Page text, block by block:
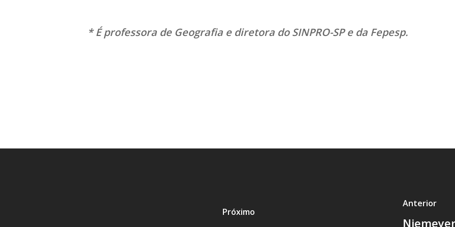
* É professora de Geografia e diretora do SINPRO-SP e da Fepesp.
Próximo
Anterior